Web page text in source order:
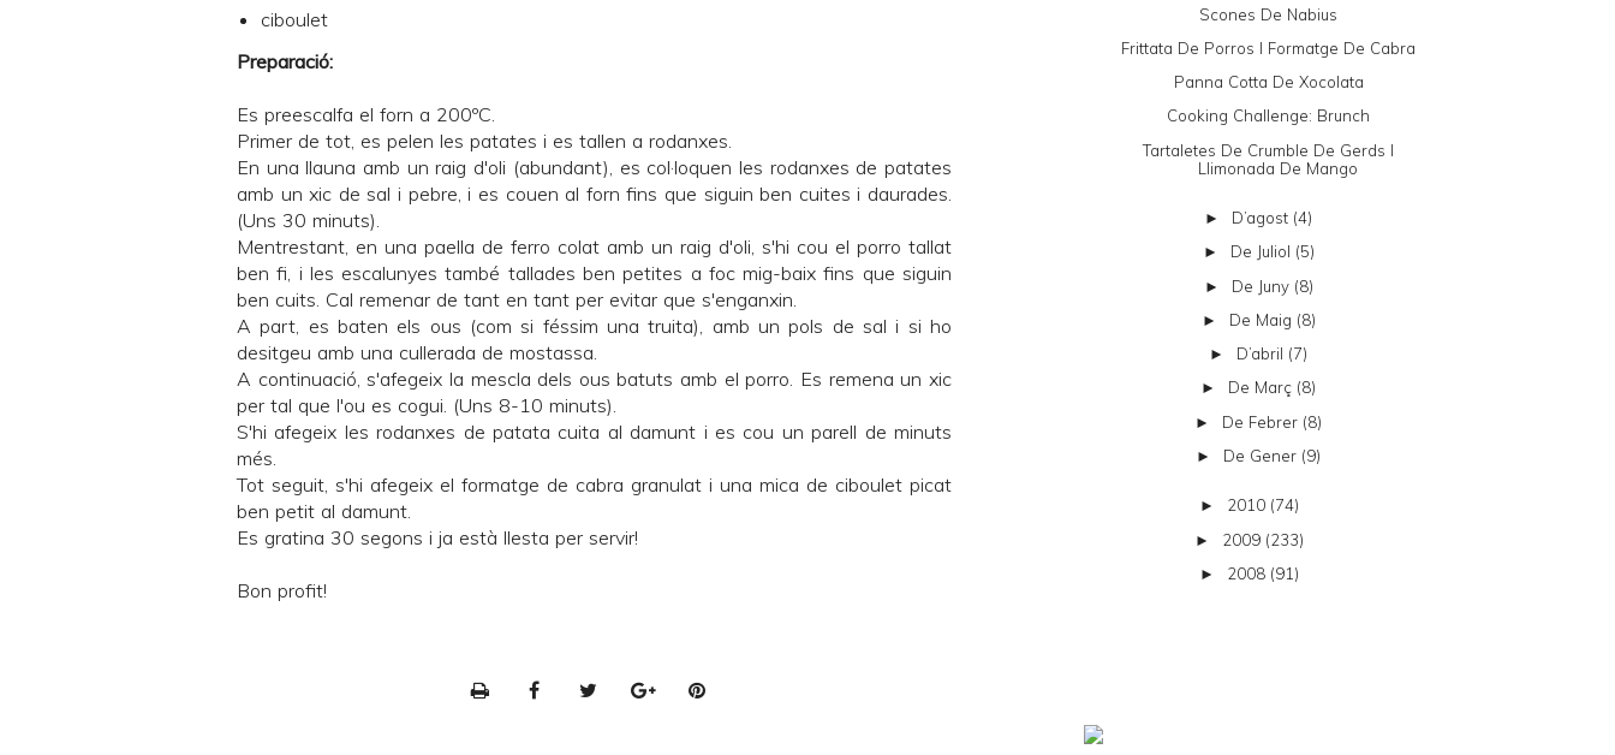
ciboulet
Preparació:
Es preescalfa el forn a 200ºC.
Primer de tot, es pelen les patates i es tallen a rodanxes.
En una llauna amb un raig d'oli (abundant), es col·loquen les rodanxes de patates
amb un xic de sal i pebre, i es couen al forn fins que siguin ben cuites i daurades.
(Uns 30 minuts).
Mentrestant, en una paella de ferro colat amb un raig d'oli, s'hi cou el porro tallat
ben fi, i les escalunyes també tallades ben petites a foc mig-baix fins que siguin
ben cuits. Cal remenar de tant en tant per evitar que s'enganxin.
A part, es baten els ous (com si féssim una truita), amb un pols de sal i si ho
desitgeu amb una cullerada de mostassa.
A continuació, s'afegeix la mescla dels ous batuts amb el porro. Es remena un xic
per tal que l'ou es cogui. (Uns 8-10 minuts).
S'hi afegeix les rodanxes de patata cuita al damunt i es cou un parell de minuts
més.
Tot seguit, s'hi afegeix el formatge de cabra granulat i una mica de ciboulet picat
ben petit al damunt.
Es gratina 30 segons i ja està llesta per servir!
Bon profit!
Scones De Nabius
Frittata De Porros I Formatge De Cabra
Panna Cotta De Xocolata
Cooking Challenge: Brunch
Tartaletes De Crumble De Gerds I
Llimonada De Mango
► D’agost (4)
► De Juliol (5)
► De Juny (8)
► De Maig (8)
► D’abril (7)
► De Març (8)
► De Febrer (8)
► De Gener (9)
► 2010 (74)
► 2009 (233)
► 2008 (91)